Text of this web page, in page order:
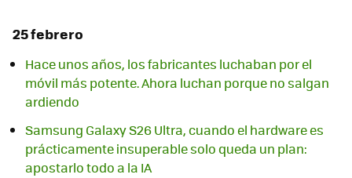
25 febrero
Hace unos años, los fabricantes luchaban por el
móvil más potente. Ahora luchan porque no salgan
ardiendo
Samsung Galaxy S26 Ultra, cuando el hardware es
prácticamente insuperable solo queda un plan:
apostarlo todo a la IA